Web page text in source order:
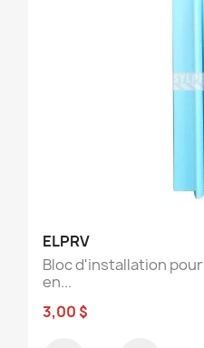
ELPRV
Bloc d'installation
en...
3,00 $